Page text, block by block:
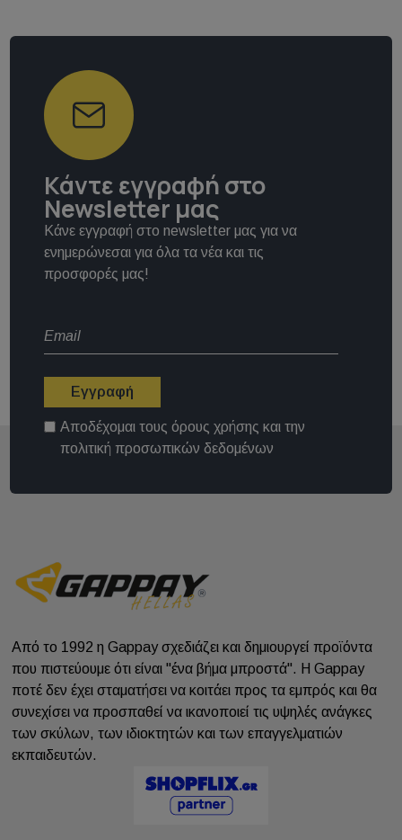
Κάντε εγγραφή στο
Newsletter μας
Κάνε εγγραφή στο newsletter μας για να
ενημερώνεσαι για όλα τα νέα και τις
προσφορές μας!
Εγγραφή
Αποδέχομαι τους όρους χρήσης και την
πολιτική προσωπικών δεδομένων
Από το 1992 η Gappay σχεδιάζει και δημιουργεί προϊόντα
που πιστεύουμε ότι είναι "ένα βήμα μπροστά". Η Gappay
ποτέ δεν έχει σταματήσει να κοιτάει προς τα εμπρός και θα
συνεχίσει να προσπαθεί να ικανοποιεί τις υψηλές ανάγκες
των σκύλων, των ιδιοκτητών και των επαγγελματιών
εκπαιδευτών.